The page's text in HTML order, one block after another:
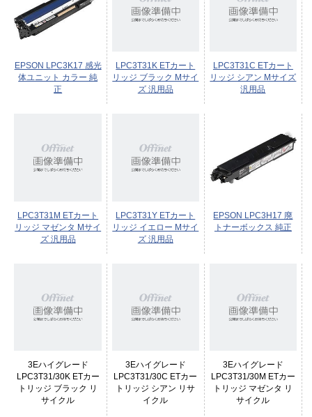
EPSON LPC3K17 感光
体ユニット カラー 純
正
LPC3T31K ETカート
リッジ ブラック Mサイ
ズ 汎用品
LPC3T31C ETカート
リッジ シアン Mサイズ
汎用品
LPC3T31M ETカート
リッジ マゼンタ Mサイ
ズ 汎用品
LPC3T31Y ETカート
リッジ イエロー Mサイ
ズ 汎用品
EPSON LPC3H17 廃
トナーボックス 純正
3Eハイグレード
LPC3T31/30K ETカー
トリッジ ブラック リ
サイクル
3Eハイグレード
LPC3T31/30C ETカー
トリッジ シアン リサ
イクル
3Eハイグレード
LPC3T31/30M ETカー
トリッジ マゼンタ リ
サイクル